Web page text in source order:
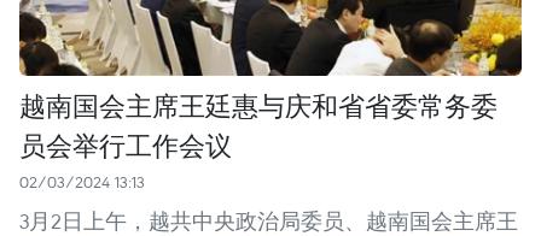
越南国会主席王廷惠与庆和省省委常务委
员会举行工作会议
02/03/2024 13:13
3月2日上午，越共中央政治局委员、越南国会主席王